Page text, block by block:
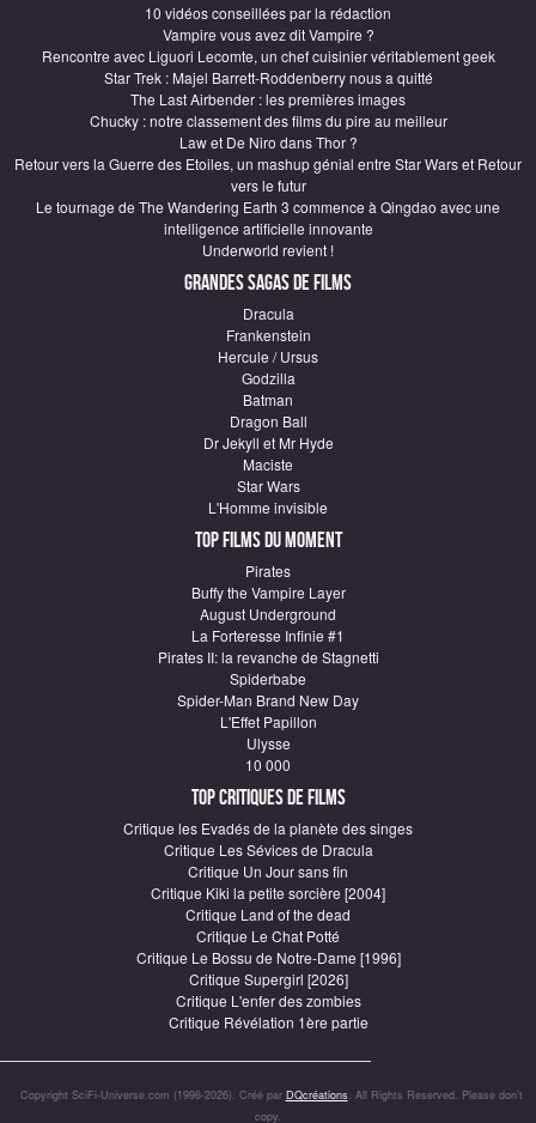
10 vidéos conseillées par la rédaction
Vampire vous avez dit Vampire ?
Rencontre avec Liguori Lecomte, un chef cuisinier véritablement geek
Star Trek : Majel Barrett-Roddenberry nous a quitté
The Last Airbender : les premières images
Chucky : notre classement des films du pire au meilleur
Law et De Niro dans Thor ?
Retour vers la Guerre des Etoiles, un mashup génial entre Star Wars et Retour
vers le futur
Le tournage de The Wandering Earth 3 commence à Qingdao avec une
intelligence artificielle innovante
Underworld revient !
Grandes sagas de Films
Dracula
Frankenstein
Hercule / Ursus
Godzilla
Batman
Dragon Ball
Dr Jekyll et Mr Hyde
Maciste
Star Wars
L'Homme invisible
Top Films du moment
Pirates
Buffy the Vampire Layer
August Underground
La Forteresse Infinie #1
Pirates II: la revanche de Stagnetti
Spiderbabe
Spider-Man Brand New Day
L'Effet Papillon
Ulysse
10 000
Top critiques de Films
Critique les Evadés de la planète des singes
Critique Les Sévices de Dracula
Critique Un Jour sans fin
Critique Kiki la petite sorcière [2004]
Critique Land of the dead
Critique Le Chat Potté
Critique Le Bossu de Notre-Dame [1996]
Critique Supergirl [2026]
Critique L'enfer des zombies
Critique Révélation 1ère partie
Copyright SciFi-Universe.com (1996-2026). Créé par DQcréations. All Rights Reserved. Please don’t
copy.